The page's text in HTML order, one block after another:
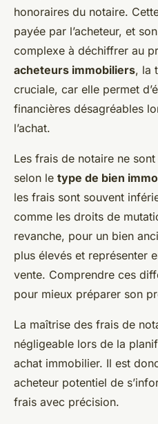
honoraires du notaire.
payée par l’acheteur, et
complexe à déchiffrer au
acheteurs immobiliers, la
cruciale, car elle permet
financières désagréables
l’achat.
Les frais de notaire ne
selon le type de bien
les frais sont souvent
comme les droits de
revanche, pour un bien
plus élevés et représenter
vente. Comprendre ces
pour mieux préparer son
La maîtrise des frais de
négligeable lors de la
achat immobilier. Il est
acheteur potentiel de
frais avec précision.